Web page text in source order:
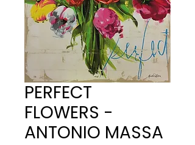
PERFECT
FLOWERS -
ANTONIO MASSA